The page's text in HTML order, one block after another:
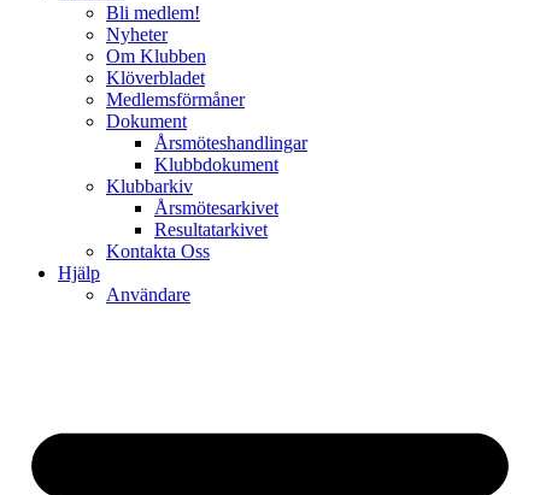
Bli medlem!
Nyheter
Om Klubben
Klöverbladet
Medlemsförmåner
Dokument
Årsmöteshandlingar
Klubbdokument
Klubbarkiv
Årsmötesarkivet
Resultatarkivet
Kontakta Oss
Hjälp
Användare